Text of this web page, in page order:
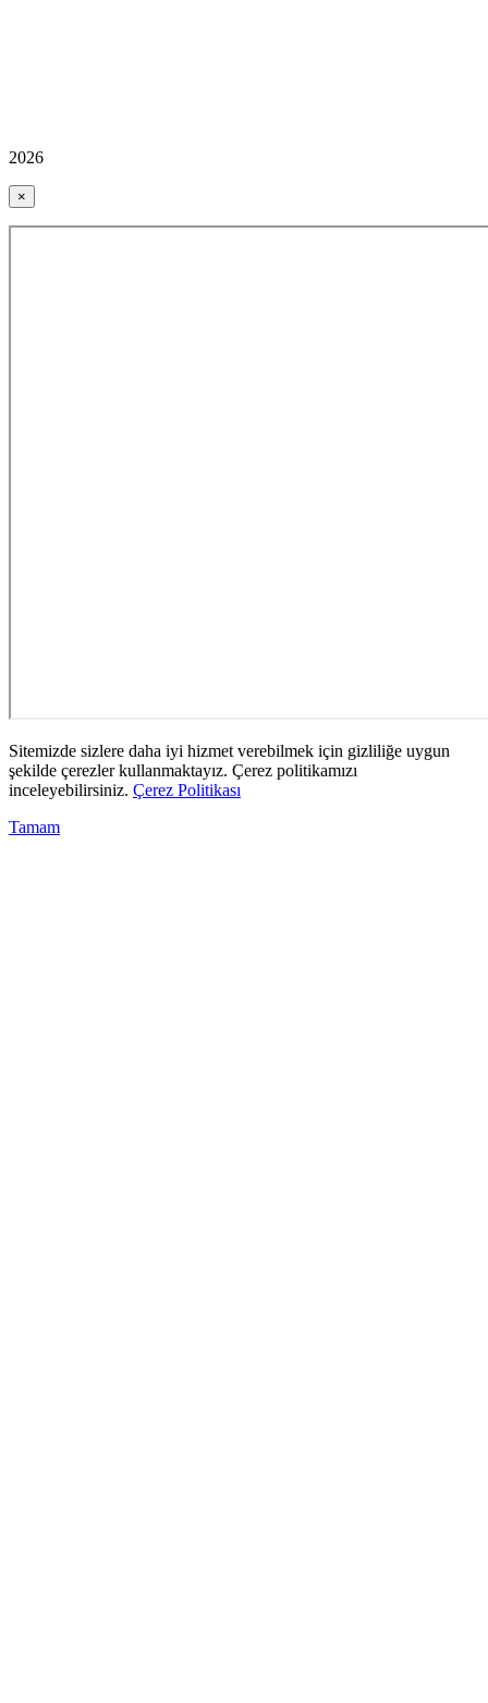
2026
×
Sitemizde sizlere daha iyi hizmet verebilmek için gizliliğe uygun
şekilde çerezler kullanmaktayız. Çerez politikamızı
inceleyebilirsiniz. Çerez Politikası
Tamam